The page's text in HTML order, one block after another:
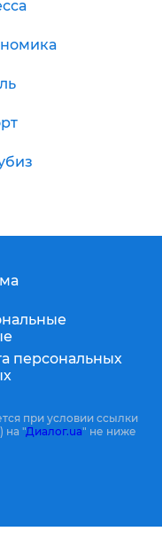
персональных
при условии ссылки
на "Диалог.ua" не ниже